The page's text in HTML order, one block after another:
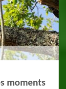
moments